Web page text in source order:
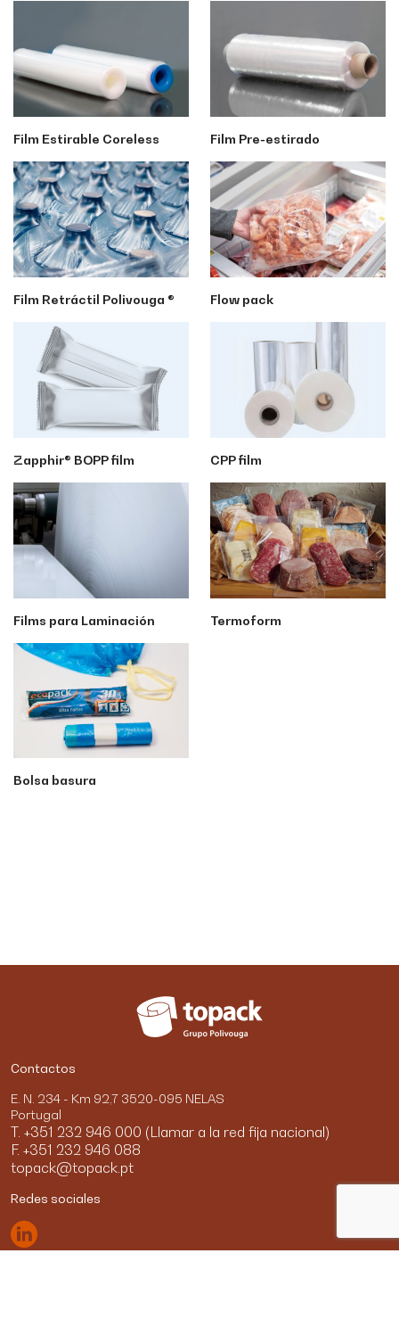
Film Estirable Coreless Film Pre-estirado
Film Retráctil Polivouga ® Flow pack
Zapphir® BOPP film CPP film
Films para Laminación Termoform
Bolsa basura
Contactos
E. N. 234 - Km 92,7 3520-095 NELAS
Portugal
T. +351 232 946 000 (Llamar a la red fija nacional)
F. +351 232 946 088
topack@topack.pt
Redes sociales